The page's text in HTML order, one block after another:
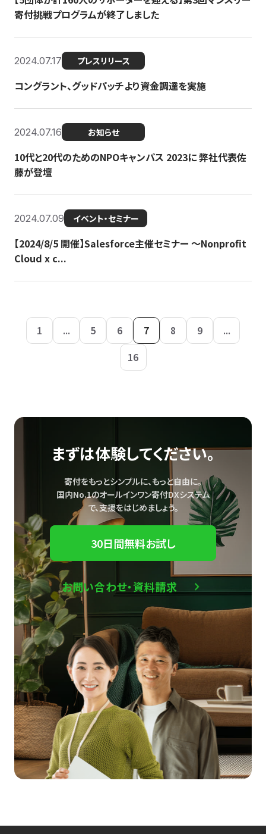
寄付挑戦プログラムが終了しました
2024.07.17 プレスリリース
コングラント、グッドパッチより資金調達を実施
2024.07.16 お知らせ
10代と20代のためのNPOキャンパス 2023に 弊社代表佐
藤が登壇
2024.07.09 イベント・セミナー
【2024/8/5 開催】Salesforce主催セミナー 〜Nonprofit
Cloud x c...
1 ... 5 6 7 8 9
...
16
まずは体験してください。
寄付をもっとシンプルに、もっと自由に。
国内No.1のオールインワン寄付DXシステム
で、支援をはじめましょう。
30日間無料お試し
お問い合わせ・資料請求